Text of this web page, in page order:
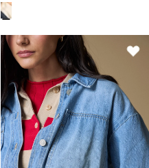
Camisa denim manga larga - Azul